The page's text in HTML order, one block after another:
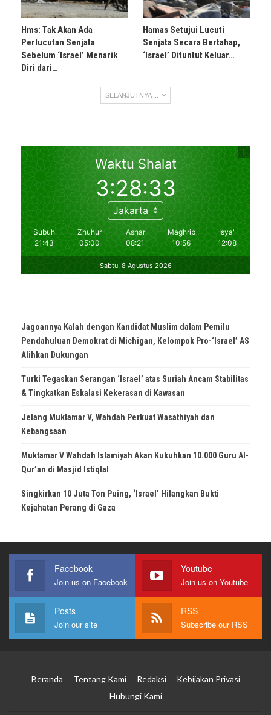
Hms: Tak Akan Ada
Perlucutan Senjata
Sebelum ‘Israel’ Menarik
Diri dari…
Hamas Setujui Lucuti
Senjata Secara Bertahap,
‘Israel’ Dituntut Keluar…
SELANJUTNYA ...
Jagoannya Kalah dengan Kandidat Muslim dalam Pemilu
Pendahuluan Demokrat di Michigan, Kelompok Pro-‘Israel’ AS
Alihkan Dukungan
Turki Tegaskan Serangan ‘Israel’ atas Suriah Ancam Stabilitas
& Tingkatkan Eskalasi Kekerasan di Kawasan
Jelang Muktamar V, Wahdah Perkuat Wasathiyah dan
Kebangsaan
Muktamar V Wahdah Islamiyah Akan Kukuhkan 10.000 Guru Al-
Qur’an di Masjid Istiqlal
Singkirkan 10 Juta Ton Puing, ‘Israel’ Hilangkan Bukti
Kejahatan Perang di Gaza
Facebook
Join us on Facebook
Youtube
Join us on Youtube
Posts
Join our site
RSS
Subscribe our RSS
Beranda Tentang Kami Redaksi
Kebijakan Privasi
Hubungi Kami